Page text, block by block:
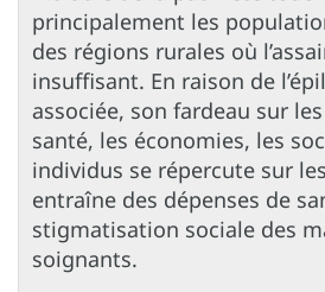
principalement les
des régions rurales où
insuffisant. En raison de
associée, son fardeau sur
santé, les économies, les
individus se répercute sur
entraîne des dépenses de
stigmatisation sociale des
soignants.